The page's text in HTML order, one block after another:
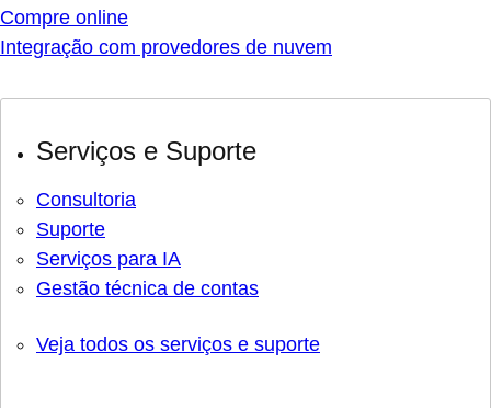
Compre online
Integração com provedores de nuvem
Serviços e Suporte
Consultoria
Suporte
Serviços para IA
Gestão técnica de contas
Veja todos os serviços e suporte